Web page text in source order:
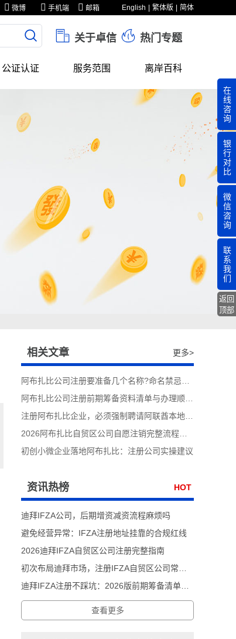
English 繁体版 简体
微博 手机端 邮箱
关于卓信 热门专题
公证认证 服务范围 离岸百科
相关文章 更多>
初创小微企业落地阿布扎比：注册公司实操建议
资讯热榜 HOT
迪拜IFZA公司，后期增资减资流程麻烦吗
避免经营异常：IFZA注册地址挂靠的合规红线
2026迪拜IFZA自贸区公司注册完整指南
查看更多
在
线
咨
询
银
行
对
比
微
信
咨
询
联
系
我
们
返回
顶部